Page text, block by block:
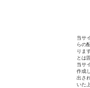
当サ
らの
りま
とは
当サ
作成
出さ
いた